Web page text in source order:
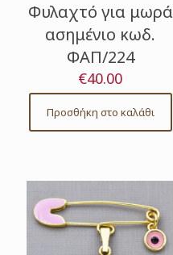
Φυλαχτό για μωρά
ασημένιο κωδ.
ΦΑΠ/224
€40.00
Προσθήκη στο καλάθι